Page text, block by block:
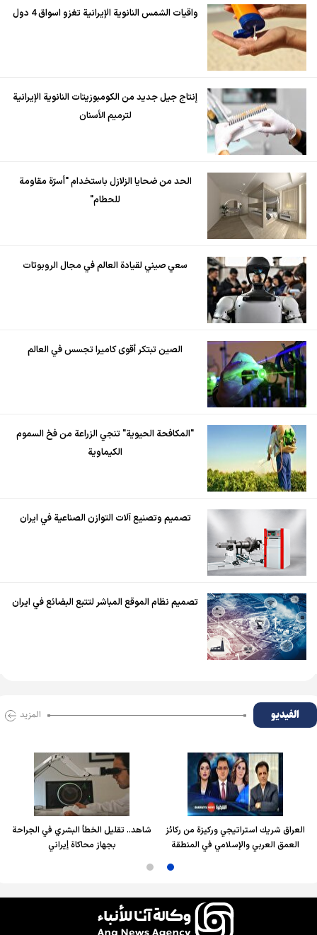
واقيات الشمس النانوية الإيرانية تغزو اسواق 4 دول
إنتاج جيل جديد من الكومبوزيتات النانوية الإيرانية
لترميم الأسنان
الحد من ضحايا الزلازل باستخدام "أسرّة مقاومة
للحطام"
سعي صيني لقيادة العالم في مجال الروبوتات
الصين تبتكر أقوى كاميرا تجسس في العالم
"المكافحة الحيوية" تنجي الزراعة من فخ السموم
الكيماوية
تصميم وتصنيع آلات التوازن الصناعية في ايران
تصميم نظام الموقع المباشر لتتبع البضائع في ايران
الفیدیو المزید
شريك استراتيجي وركيزة من ركائز
العمق العربي والإسلامي في المنطقة
شاهد.. تقليل الخطأ البشري في الجراحة
بجهاز محاكاة إيراني